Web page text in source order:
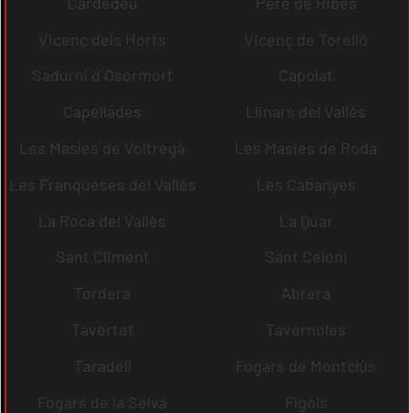
Vicenç dels Horts
Vicenç de Torelló
Sadurní d´Osormort
Capolat
Capellades
Llinars del Vallès
Les Masíes de Voltregà
Les Masies de Roda
Les Franqueses del Vallès
Les Cabanyes
La Roca del Vallès
La Quar
Sant Climent
Sant Celoni
Tordera
Abrera
Tavertet
Tavèrnoles
Taradell
Fogars de Montclús
Fogars de la Selva
Fígols